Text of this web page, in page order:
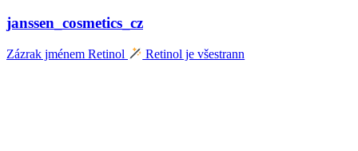
janssen_cosmetics_cz
Zázrak jménem Retinol Retinol je všestrann